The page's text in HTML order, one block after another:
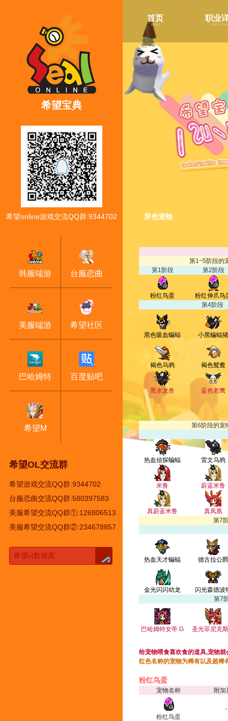
希望宝典
希望online游戏交流QQ群:9344702
韩服端游 台服恋曲
美服端游 希望社区
巴哈姆特 百度贴吧
希望M
希望OL交流群
希望游戏交流QQ群:9344702
台服恋曲交流QQ群:580397583
美服希望交流QQ群①:126806513
美服希望交流QQ群②:234678857
首页
index
职业
job
异色宠物
第1~5阶段的
第1阶段
第2阶段
粉红鸟蛋
粉红伸爪鸟
第4阶段
黑色吸血蝙蝠 小黑蝙蝠猪
褐色乌鸦 褐色鸳鸯
黑水龙兽 蓝色老鹰
第6阶段的宠
热血侦探蝙蝠 雷文乌鸦
米鲁 蔚蓝米鲁
真蔚蓝米鲁
真凤凰
第7
热血天才蝙蝠 德古拉公爵
金光闪闪幼龙
闪光森德波
第7
巴哈姆特女帝.G 圣光菲尼克
给宠物喂食喜欢食的道具,宠物就
红色名称的宠物为稀有以及超稀
粉红鸟蛋
宠物名称 附加
粉红鸟蛋
-